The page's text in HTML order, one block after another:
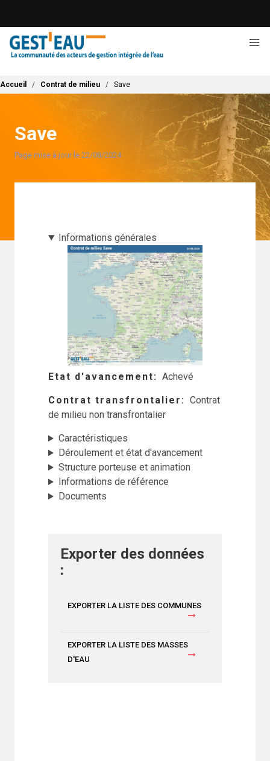
contenu
principal
Fil d'Ariane
Accueil Contrat de milieu Save
Save
Page mise à jour le 22/08/2024
Informations générales
Etat d'avancement Achevé
Contrat transfrontalier
Contrat
de milieu non transfrontalier
Caractéristiques
Déroulement et état d'avancement
Structure porteuse et animation
Informations de référence
Documents
Exporter des données
:
EXPORTER LA LISTE DES COMMUNES
EXPORTER LA LISTE DES MASSES
D'EAU